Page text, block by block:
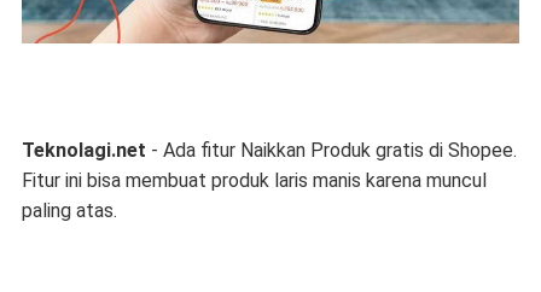
Teknolagi.net - Ada fitur Naikkan Produk gratis di Shopee.
Fitur ini bisa membuat produk laris manis karena muncul
paling atas.